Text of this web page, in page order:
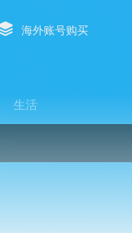
海外账号购买
生活